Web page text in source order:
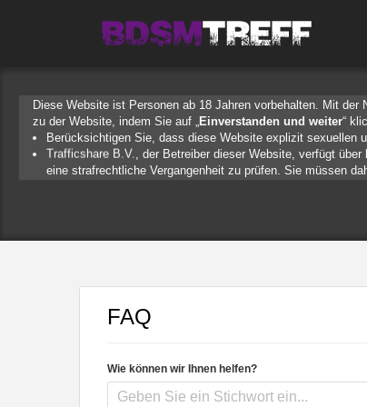
Diese Website ist Personen ab 18 Jahren vorbehalten. Mit
zu der Website, indem Sie auf „Einverstanden und weiter“
Berücksichtigen Sie, dass diese Website explizit sexuellen
, der Betreiber dieser Website, verfügt
eine strafrechtliche Vergangenheit zu prüfen. Sie müssen
Wir setzen auf unserer Website Cookies ein. Cookies sind
Seien Sie vorsichtig, wenn Sie über diese Website mit
der Lage sind, sich solche Angaben auf listige Weise von
einige der Profile auf dieser Website fingiert sind. Diese
Programme standardmäßig eine große Anzahl von
Wenden Sie sich an Ihren Internetprovider. Es gibt
Kontrollieren Sie Ihren Internetbrowser. Machen Sie
FAQ
Wie können wir Ihnen helfen?